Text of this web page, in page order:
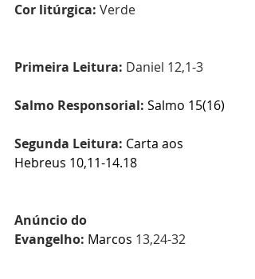
Cor litúrgica: Verde
Primeira Leitura: Daniel 12,1-3
Salmo Responsorial: Salmo 15(16)
Segunda Leitura: Carta aos
Hebreus 10,11-14.18
Anúncio do
Evangelho: Marcos 13,24-32